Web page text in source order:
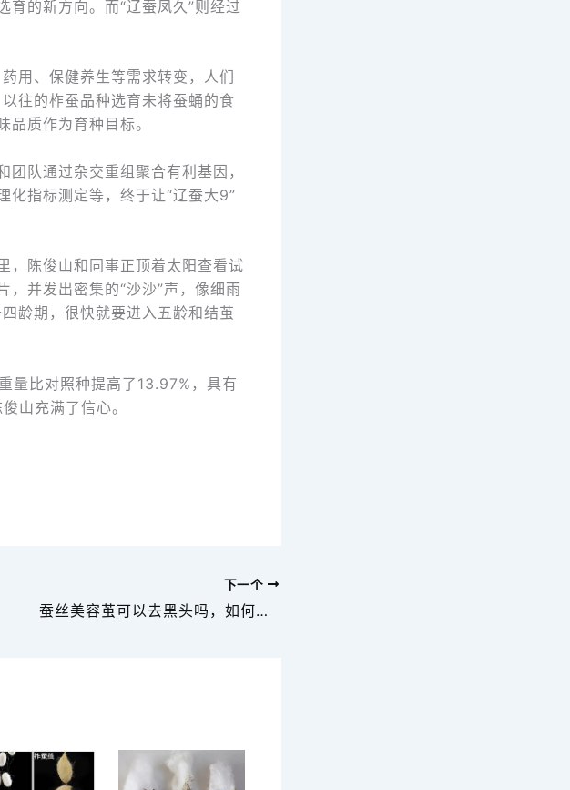
的新方向。而“辽蚕凤久”则经过
用、保健养生等需求转变，人们
往的柞蚕品种选育未将蚕蛹的食
质作为育种目标。
队通过杂交重组聚合有利基因，
化指标测定等，终于让“辽蚕大9”
，陈俊山和同事正顶着太阳查看试
并发出密集的“沙沙”声，像细雨
龄期，很快就要进入五龄和结茧
量比对照种提高了13.97%，具有
山充满了信心。
下一个
蚕丝美容茧可以去黑头吗，如何正确使用蚕丝美容茧？